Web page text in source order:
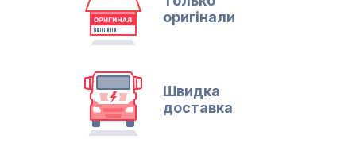
оригінали
Швидка
доставка